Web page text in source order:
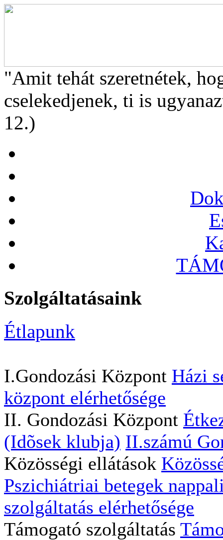
"Amit tehát szeretnétek,
cselekedjenek, ti is
12.)
Szolgáltatásaink
Étlapunk
I.Gondozási Központ Házi
központ elérhetősége
II. Gondozási Központ
(Idõsek klubja) II.számú
Közösségi ellátások
Pszichiátriai betegek
szolgáltatás elérhetősége
Támogató szolgáltatás